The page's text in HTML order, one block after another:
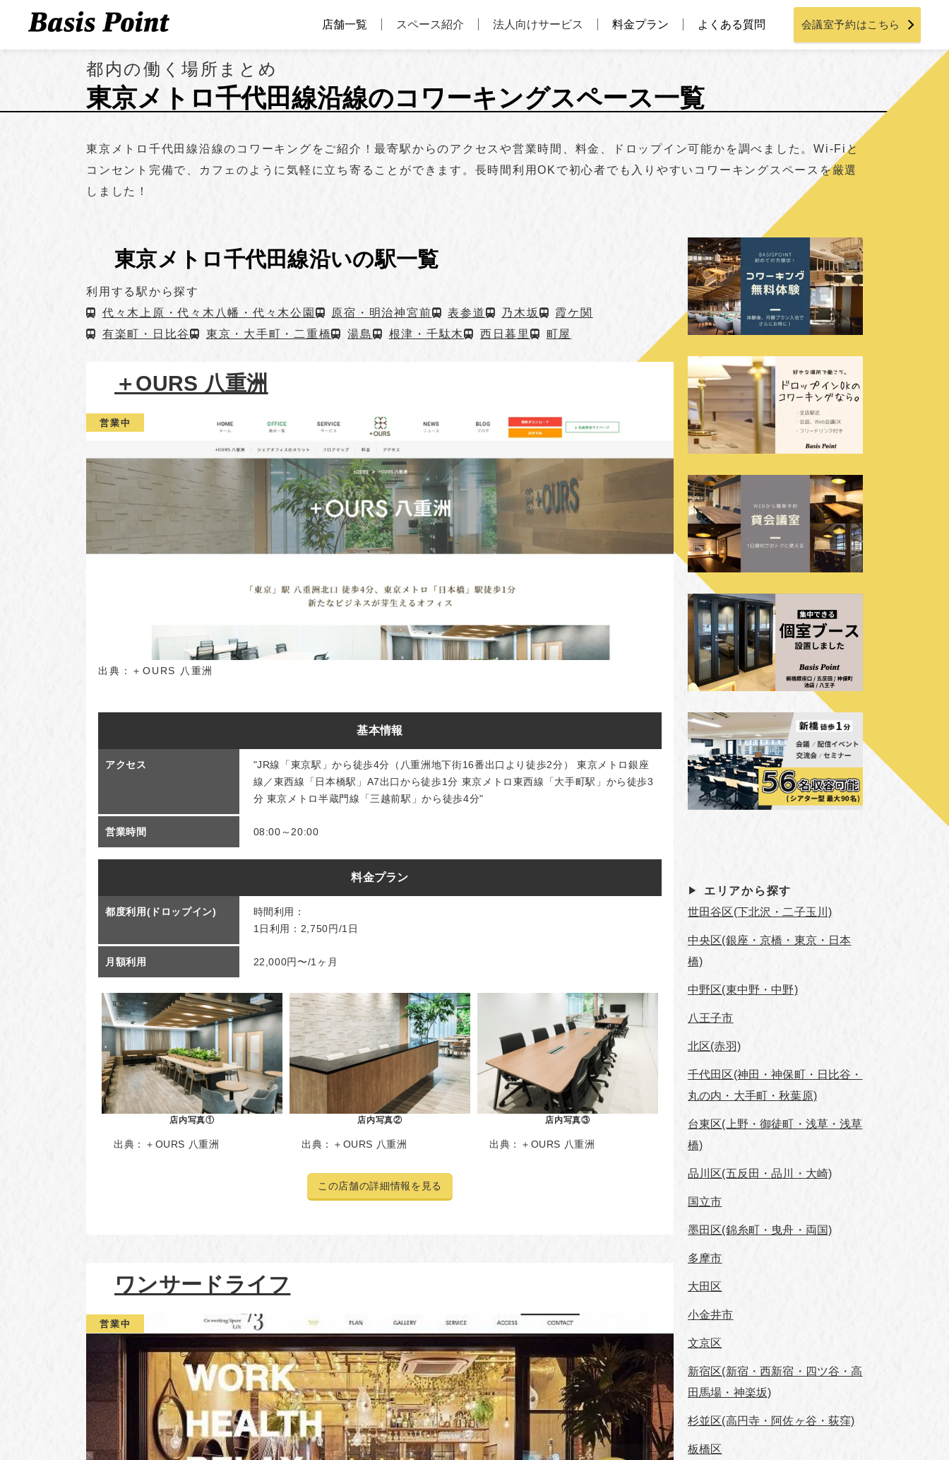
店舗一覧 スペース紹介 法人向けサービス 料金プラン よくある質問 会議室予約はこちら
都内の働く場所まとめ
東京メトロ千代田線沿線のコワーキングスペース一覧
東京メトロ千代田線沿線のコワーキングをご紹介！最寄駅からのアクセスや営業時間、料金、ドロップイン可能かを調べました。Wi-Fiと
コンセント完備で、カフェのように気軽に立ち寄ることができます。長時間利用OKで初心者でも入りやすいコワーキングスペースを厳選
しました！
東京メトロ千代田線沿いの駅一覧
利用する駅から探す
代々木上原・代々木八幡・代々木公園
原宿・明治神宮前 表参道 乃木坂
霞ケ関
有楽町・日比谷
東京・大手町・二重橋 湯島 根津・千駄木 西日暮里 町屋
＋OURS 八重洲
営業中
出典： ＋OURS 八重洲
基本情報
アクセス
"JR線「東京駅」から徒歩4分（八重洲地下街16番出口より徒歩2分） 東京メトロ銀座
線／東西線「日本橋駅」A7出口から徒歩1分 東京メトロ東西線「大手町駅」から徒歩3
分 東京メトロ半蔵門線「三越前駅」から徒歩4分"
営業時間 08:00～20:00
料金プラン
都度利用(ドロップイン)
時間利用：
1日利用：2,750円/1日
月額利用 22,000円〜/1ヶ月
店内写真①
出典： ＋OURS 八重洲
店内写真②
出典： ＋OURS 八重洲
店内写真③
出典： ＋OURS 八重洲
この店舗の詳細情報を見る
ワンサードライフ
営業中
エリアから探す
世田谷区(下北沢・二子玉川)
中央区(銀座・京橋・東京・日本
橋)
中野区(東中野・中野)
八王子市
北区(赤羽)
千代田区(神田・神保町・日比谷・
丸の内・大手町・秋葉原)
台東区(上野・御徒町・浅草・浅草
橋)
品川区(五反田・品川・大崎)
国立市
墨田区(錦糸町・曳舟・両国)
多摩市
大田区
小金井市
文京区
新宿区(新宿・西新宿・四ツ谷・高
田馬場・神楽坂)
杉並区(高円寺・阿佐ヶ谷・荻窪)
板橋区